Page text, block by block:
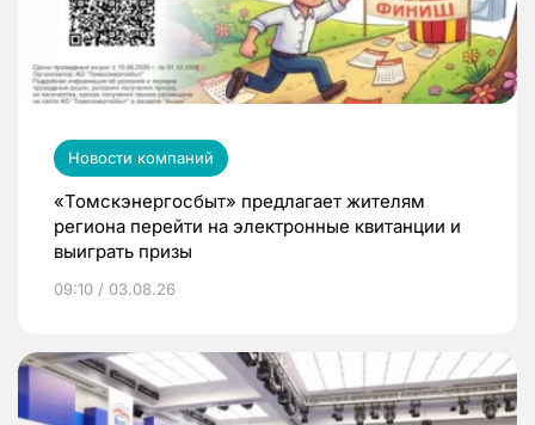
Новости компаний
«Томскэнергосбыт» предлагает жителям
региона перейти на электронные квитанции и
выиграть призы
09:10 / 03.08.26